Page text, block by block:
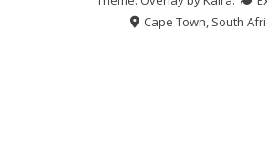
Cape Town, South